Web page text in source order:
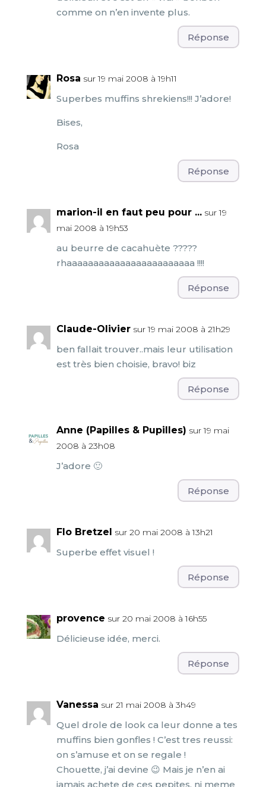
comme on n’en invente plus.
Réponse
Rosa sur 19 mai 2008 à 19h11
Superbes muffins shrekiens!!! J’adore!
Bises,
Rosa
Réponse
marion-il en faut peu pour ... sur 19
mai 2008 à 19h53
au beurre de cacahuète ?????
rhaaaaaaaaaaaaaaaaaaaaaaaa !!!!
Réponse
Claude-Olivier sur 19 mai 2008 à 21h29
ben fallait trouver..mais leur utilisation
est très bien choisie, bravo! biz
Réponse
Anne (Papilles & Pupilles) sur 19 mai
2008 à 23h08
J’adore 🙂
Réponse
Flo Bretzel sur 20 mai 2008 à 13h21
Superbe effet visuel !
Réponse
provence sur 20 mai 2008 à 16h55
Délicieuse idée, merci.
Réponse
Vanessa sur 21 mai 2008 à 3h49
Quel drole de look ca leur donne a tes
muffins bien gonfles ! C’est tres reussi:
on s’amuse et on se regale !
Chouette, j’ai devine 😉 Mais je n’en ai
jamais achete de ces pepites, ni meme